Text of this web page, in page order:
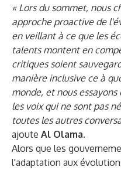
« Lors du sommet, nous
approche proactive de
en veillant à ce que les
talents montent en
critiques soient
manière inclusive ce à
monde, et nous
les voix qui ne sont pas
toutes les autres
ajoute Al Olama.
Alors que les
l'adaptation aux